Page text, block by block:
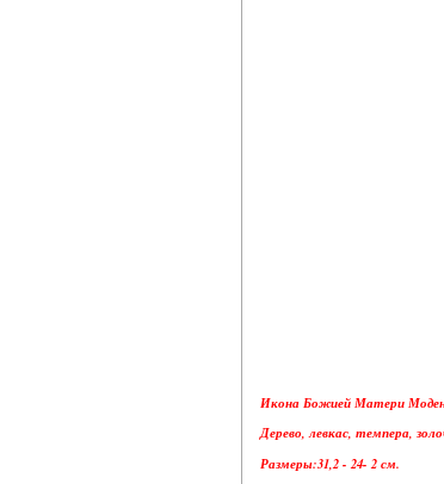
Икона Божией Матери
Дерево, левкас, темпера,
Размеры:31,2 - 24- 2 см.